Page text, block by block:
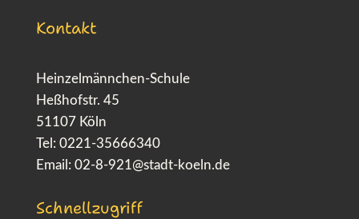
Kontakt
Heinzelmännchen-Schule
Heßhofstr. 45
51107 Köln
Tel: 0221-35666340
Email: 02-8-921@stadt-koeln.de
Schnellzugriff